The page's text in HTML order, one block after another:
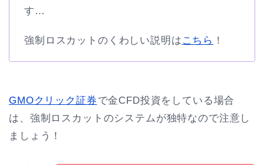
す…
強制ロスカットのくわしい説明は こちら ！
GMOクリック証券 で金CFD投資をしている場合
は、強制ロスカットのシステムが独特なので注意し
ましょう！